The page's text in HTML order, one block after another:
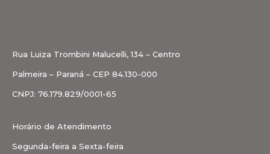
Rua Luiza Trombini Malucelli, 134 – Centro
Palmeira – Paraná – CEP 84.130-000
CNPJ: 76.179.829/0001-65
Horário de Atendimento
Segunda-feira a Sexta-feira